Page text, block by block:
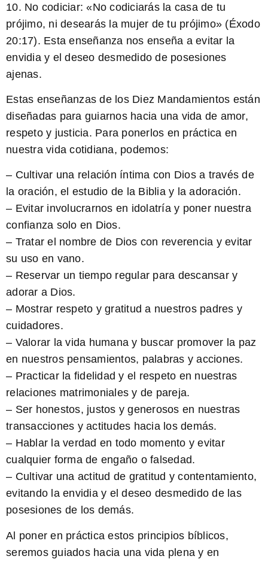
10. No codiciar: «No codiciarás la casa de tu
prójimo, ni desearás la mujer de tu prójimo» (Éxodo
20:17). Esta enseñanza nos enseña a evitar la
envidia y el deseo desmedido de posesiones
ajenas.
Estas enseñanzas de los Diez Mandamientos están
diseñadas para guiarnos hacia una vida de amor,
respeto y justicia. Para ponerlos en práctica en
nuestra vida cotidiana, podemos:
– Cultivar una relación íntima con Dios a través de
la oración, el estudio de la Biblia y la adoración.
– Evitar involucrarnos en idolatría y poner nuestra
confianza solo en Dios.
– Tratar el nombre de Dios con reverencia y evitar
su uso en vano.
– Reservar un tiempo regular para descansar y
adorar a Dios.
– Mostrar respeto y gratitud a nuestros padres y
cuidadores.
– Valorar la vida humana y buscar promover la paz
en nuestros pensamientos, palabras y acciones.
– Practicar la fidelidad y el respeto en nuestras
relaciones matrimoniales y de pareja.
– Ser honestos, justos y generosos en nuestras
transacciones y actitudes hacia los demás.
– Hablar la verdad en todo momento y evitar
cualquier forma de engaño o falsedad.
– Cultivar una actitud de gratitud y contentamiento,
evitando la envidia y el deseo desmedido de las
posesiones de los demás.
Al poner en práctica estos principios bíblicos,
seremos guiados hacia una vida plena y en